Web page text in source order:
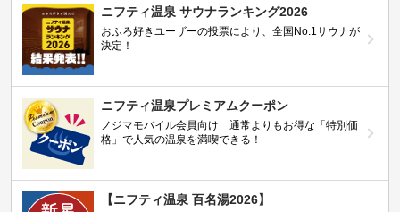
ニフティ温泉 サウナランキング2026
おふろ好きユーザーの投票により、全国No.1サウナが
決定！
ニフティ温泉プレミアムクーポン
ノジマモバイル会員向け 通常よりもお得な「特別価
格」で人気の温泉を満喫できる！
【ニフティ温泉 百名湯2026】